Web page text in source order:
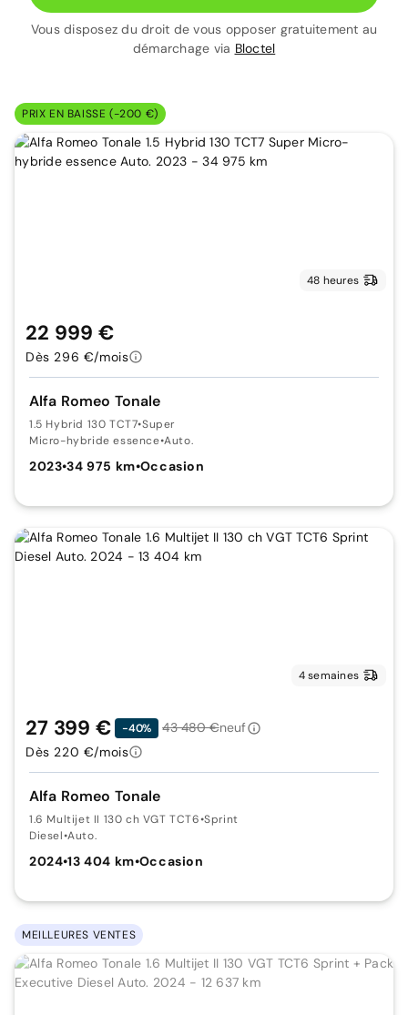
Vous disposez du droit de vous opposer gratuitement au
démarchage via Bloctel
PRIX EN BAISSE (-200 €)
48 heures
Alfa Romeo Tonale
1.5 Hybrid 130 TCT7•Super
Micro-hybride essence•Auto.
2023•34 975 km•Occasion
22 999 €
Dès 296 €/mois
4 semaines
Alfa Romeo Tonale
1.6 Multijet II 130 ch VGT TCT6•Sprint
Diesel•Auto.
2024•13 404 km•Occasion
27 399 € -40% 43 480 €neuf
Dès 220 €/mois
MEILLEURES VENTES